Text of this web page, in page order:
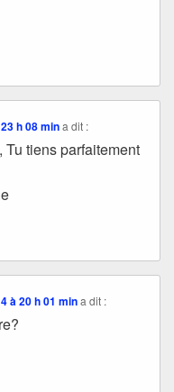
h 08 min a dit :
Tu tiens parfaitement
à 20 h 01 min a dit :